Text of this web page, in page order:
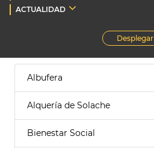
ACTUALIDAD
Desplegar
Albufera
Alquería de Solache
Bienestar Social